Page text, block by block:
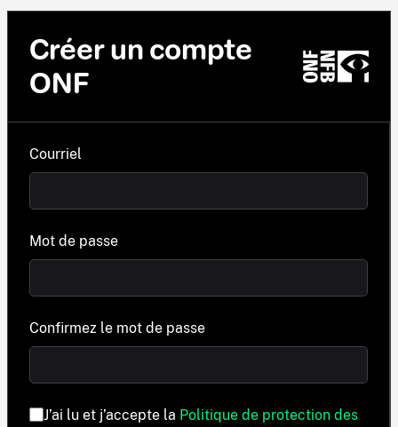
Créer un compte
ONF
Courriel
Mot de passe
Confirmez le mot de passe
J’ai lu et j’accepte la Politique de protection des